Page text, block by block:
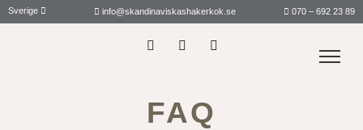
Sverige info@skandinaviskashakerkok.se 070 – 692 23 89
FAQ